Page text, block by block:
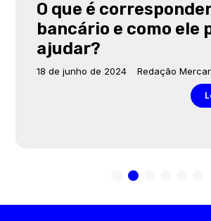
O que é
bancário e como ele
ajudar?
18 de junho de 2024 Redação